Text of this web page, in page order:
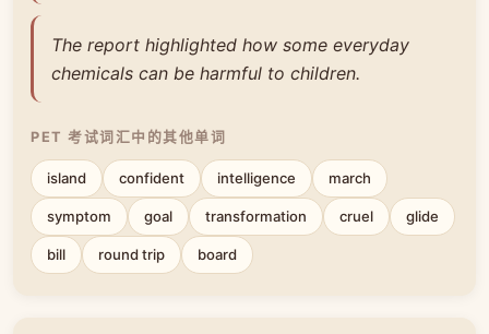
The report highlighted how some everyday
chemicals can be harmful to children.
PET 考试词汇中的其他单词
island confident intelligence march
symptom goal transformation cruel glide
bill round trip board